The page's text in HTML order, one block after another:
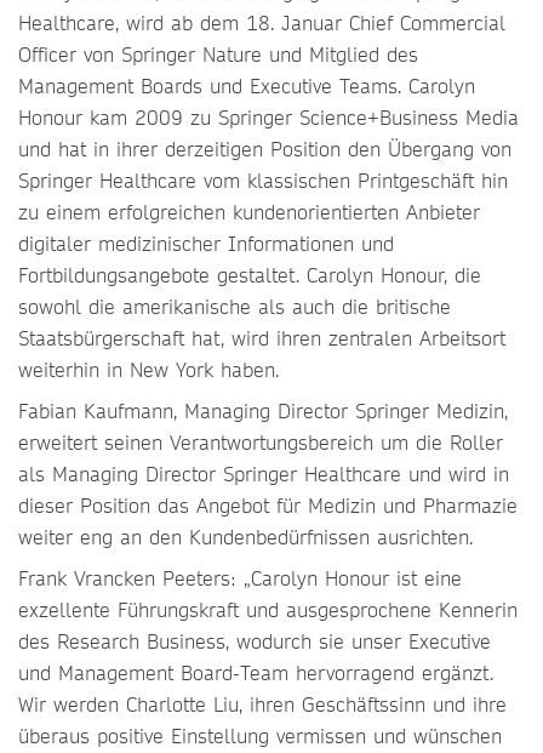
Healthcare, wird ab dem 18. Januar Chief Commercial
Officer von Springer Nature und Mitglied des
Management Boards und Executive Teams. Carolyn
Honour kam 2009 zu Springer Science+Business Media
und hat in ihrer derzeitigen Position den Übergang von
Springer Healthcare vom klassischen Printgeschäft hin
zu einem erfolgreichen kundenorientierten Anbieter
digitaler medizinischer Informationen und
Fortbildungsangebote gestaltet. Carolyn Honour, die
sowohl die amerikanische als auch die britische
Staatsbürgerschaft hat, wird ihren zentralen Arbeitsort
weiterhin in New York haben.
Fabian Kaufmann, Managing Director Springer Medizin,
erweitert seinen Verantwortungsbereich um die Roller
als Managing Director Springer Healthcare und wird in
dieser Position das Angebot für Medizin und Pharmazie
weiter eng an den Kundenbedürfnissen ausrichten.
Frank Vrancken Peeters: „Carolyn Honour ist eine
exzellente Führungskraft und ausgesprochene Kennerin
des Research Business, wodurch sie unser Executive
und Management Board-Team hervorragend ergänzt.
Wir werden Charlotte Liu, ihren Geschäftssinn und ihre
überaus positive Einstellung vermissen und wünschen